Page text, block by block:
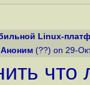
Linux-
Аноним (??) on 29-
что